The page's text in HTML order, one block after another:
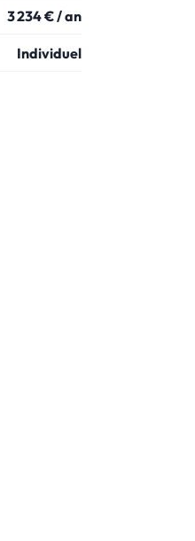
3 234 € / an
Individuel